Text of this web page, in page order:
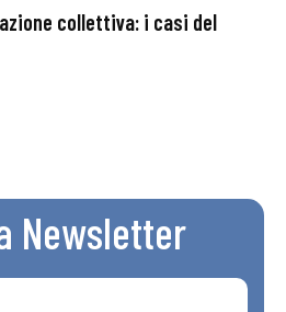
collettiva: i casi del
Newsletter